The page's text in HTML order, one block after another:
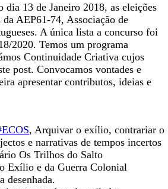
dia 13 de Janeiro 2018, as eleições
AEP61-74, Associação de
A única lista a concurso foi
2020. Temos um programa
Continuidade Criativa cujos
post. Convocamos vontades e
apresentar contributos, ideias e
, Arquivar o exílio, contrariar o
e narrativas de tempos incertos
Os Trilhos do Salto
Exílio e da Guerra Colonial
desenhada.